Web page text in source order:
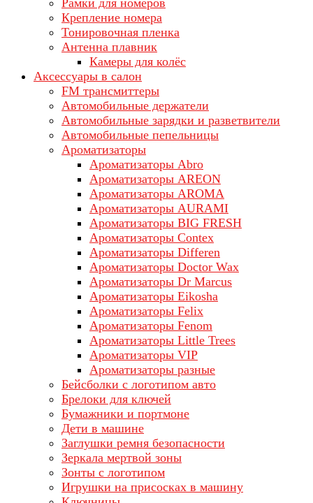
Рамки для номеров
Крепление номера
Тонировочная пленка
Антенна плавник
Камеры для колёс
Аксессуары в салон
FM трансмиттеры
Автомобильные держатели
Автомобильные зарядки и разветвители
Автомобильные пепельницы
Ароматизаторы
Ароматизаторы Abro
Ароматизаторы AREON
Ароматизаторы AROMA
Ароматизаторы AURAMI
Ароматизаторы BIG FRESH
Ароматизаторы Contex
Ароматизаторы Differen
Ароматизаторы Doctor Wax
Ароматизаторы Dr Marcus
Ароматизаторы Eikosha
Ароматизаторы Felix
Ароматизаторы Fenom
Ароматизаторы Little Trees
Ароматизаторы VIP
Ароматизаторы разные
Бейсболки с логотипом авто
Брелоки для ключей
Бумажники и портмоне
Дети в машине
Заглушки ремня безопасности
Зеркала мертвой зоны
Зонты с логотипом
Игрушки на присосках в машину